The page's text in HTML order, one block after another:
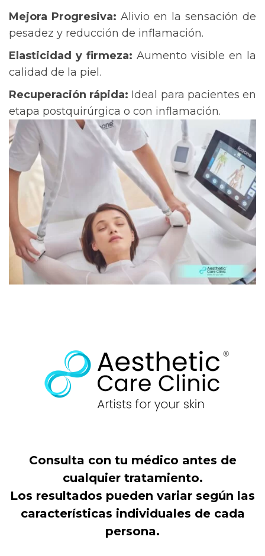
Mejora Progresiva: Alivio en la sensación de
pesadez y reducción de inflamación.
Elasticidad y firmeza: Aumento visible en la
calidad de la piel.
Recuperación rápida: Ideal para pacientes en
etapa postquirúrgica o con inflamación.
Consulta con tu médico antes de
cualquier tratamiento.
Los resultados pueden variar según las
características individuales de cada
persona.